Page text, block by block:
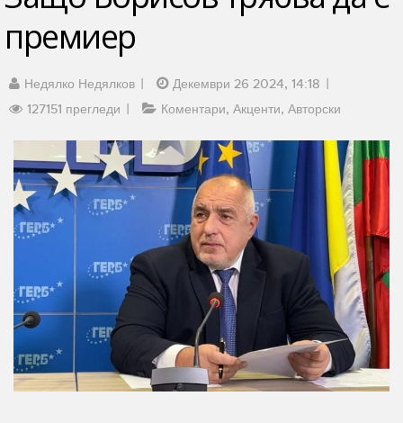
премиер
Недялко Недялков
Декември 26 2024, 14:18
127151 прегледи
Коментари Акценти Авторски